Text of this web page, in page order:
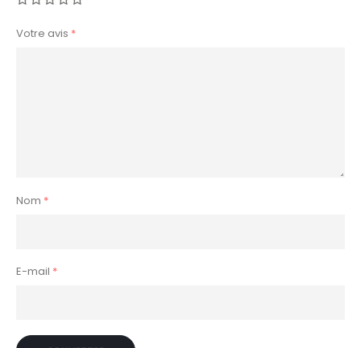
Votre avis *
Nom *
E-mail *